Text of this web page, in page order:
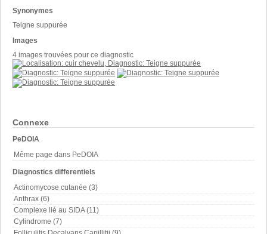
Connexe
PeDOIA
Même page dans PeDOIA
Diagnostics differentiels
Actinomycose cutanée (3)
Anthrax (6)
Complexe lié au SIDA (11)
Cylindrome (7)
Synonymes
Teigne suppurée
Images
4 images trouvées pour ce diagnostic